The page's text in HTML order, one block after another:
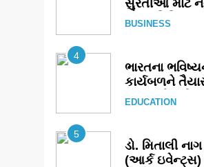
સુરતીઓ માટે
એક્સપિરિયન્સ
હાજરી વધુ
બનાવી
BUSINESS
4
ભારતના
કાર્યબળને
કરતાં: ટીમલીઝ
સ્નાતકોને ડિગ્રી
એનાયત કરી
EDUCATION
5
ડો. મિતાલી નાગ
(આર્ક ઇવેન્ટ્સ)